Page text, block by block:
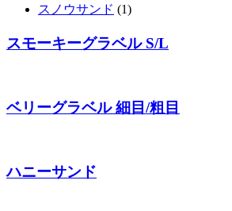
スノウサンド (1)
スモーキーグラベル S/L
ベリーグラベル 細目/粗目
ハニーサンド